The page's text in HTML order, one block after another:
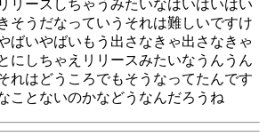
リースしちゃうみたいなはいはいはい
そうだなっていうそれは難しいですけ
ばいやばいもう出さなきゃ出さなきゃ
にしちゃえリリースみたいなうんうん
れはどうころでもそうなってたんです
ことないのかなどうなんだろうね